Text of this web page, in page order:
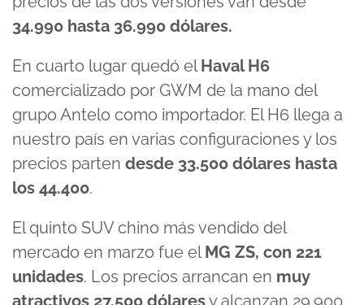
34.990 hasta 36.990 dólares.
En cuarto lugar quedó elHaval H6
comercializado por GWM de la mano del
grupo Antelo como importador. El H6 llega a
nuestro país en varias configuraciones y los
precios parten desde 33.500 dólares hasta
los 44.400.
El quinto SUV chino más vendido del
mercado en marzo fue elMG ZS, con 221
unidades. Los precios arrancan en muy
atractivos 27.500 dólaresy alcanzan 29.900